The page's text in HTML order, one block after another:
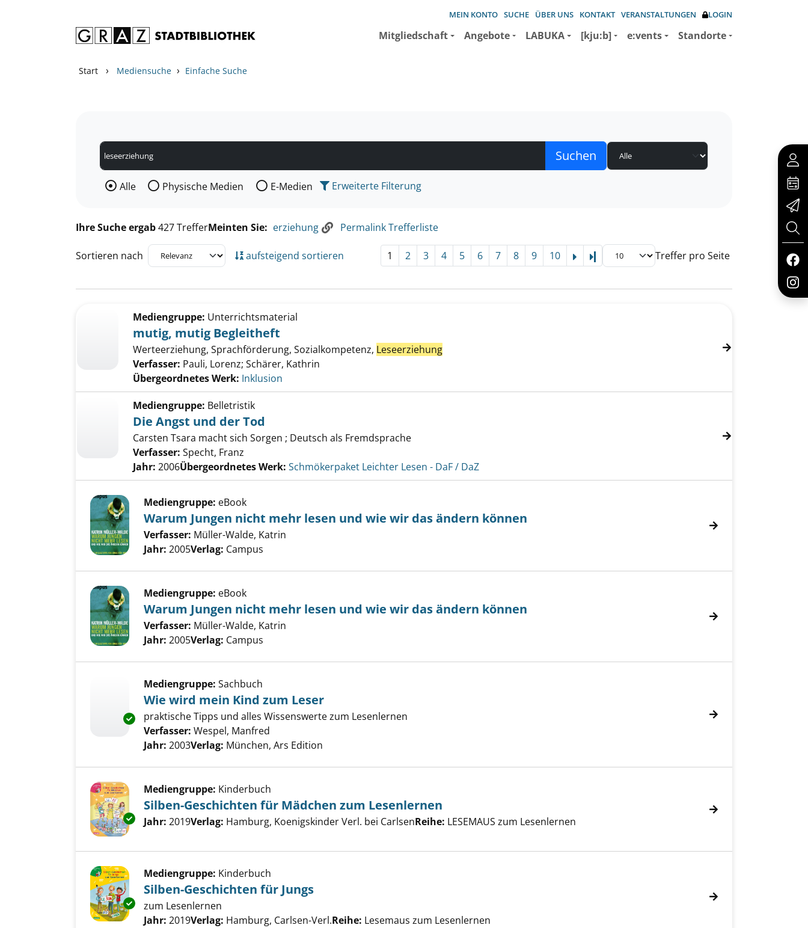
MEIN KONTO SUCHE ÜBER UNS KONTAKT VERANSTALTUNGEN LOGIN
Mitgliedschaft Angebote LABUKA [kju:b] e:vents Standorte
Start › Mediensuche › Einfache Suche
Wählen Sie die Medienart nach der Sie suchen wollen.
Alle Physische Medien E-Medien Erweiterte Filterung
Ihre Suche ergab427 TrefferMeinten Sie: erziehung Permalink Trefferliste
Sortieren nach aufsteigend sortieren 1 2 3 4 5 6 7 8 9 10 Letzte Seite Treffer pro Seite
Zu den Suchfiltern springen
Mediengruppe: Unterrichtsmaterial
mutig, mutig Begleitheft
Werteerziehung, Sprachförderung, Sozialkompetenz, Leseerziehung
Verfasser: Pauli, Lorenz; Schärer, Kathrin
Übergeordnetes Werk: Inklusion
Mediengruppe: Belletristik
Die Angst und der Tod
Carsten Tsara macht sich Sorgen ; Deutsch als Fremdsprache
Verfasser: Specht, Franz
Jahr: 2006Übergeordnetes Werk: Schmökerpaket Leichter Lesen - DaF / DaZ
Mediengruppe: eBook
Warum Jungen nicht mehr lesen und wie wir das ändern können
Verfasser: Müller-Walde, Katrin
Jahr: 2005Verlag: Campus
Mediengruppe: eBook
Warum Jungen nicht mehr lesen und wie wir das ändern können
Verfasser: Müller-Walde, Katrin
Jahr: 2005Verlag: Campus
Exemplar-Details von Wie wird mein Kind zum Leser anzeigen
Mediengruppe: Sachbuch
Wie wird mein Kind zum Leser
praktische Tipps und alles Wissenswerte zum Lesenlernen
Verfasser: Wespel, Manfred
Jahr: 2003Verlag: München, Ars Edition
Exemplar-Details von Silben-Geschichten für Mädchen zum Lesenlernen anzeigen
Mediengruppe: Kinderbuch
Silben-Geschichten für Mädchen zum Lesenlernen
Suche nach diesem Verfasser
Jahr: 2019Verlag: Hamburg, Koenigskinder Verl. bei CarlsenReihe: LESEMAUS zum Lesenlernen
Exemplar-Details von Silben-Geschichten für Jungs anzeigen
Mediengruppe: Kinderbuch
Silben-Geschichten für Jungs
zum Lesenlernen
Suche nach diesem Verfasser
Jahr: 2019Verlag: Hamburg, Carlsen-Verl.Reihe: Lesemaus zum Lesenlernen